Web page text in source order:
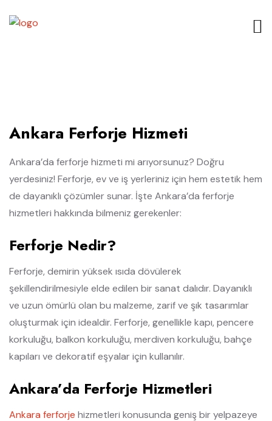
Ankara Ferforje Hizmeti
Ankara’da ferforje hizmeti mi arıyorsunuz? Doğru
yerdesiniz! Ferforje, ev ve iş yerleriniz için hem estetik hem
de dayanıklı çözümler sunar. İşte Ankara’da ferforje
hizmetleri hakkında bilmeniz gerekenler:
Ferforje Nedir?
Ferforje, demirin yüksek ısıda dövülerek
şekillendirilmesiyle elde edilen bir sanat dalıdır. Dayanıklı
ve uzun ömürlü olan bu malzeme, zarif ve şık tasarımlar
oluşturmak için idealdir. Ferforje, genellikle kapı, pencere
korkuluğu, balkon korkuluğu, merdiven korkuluğu, bahçe
kapıları ve dekoratif eşyalar için kullanılır.
Ankara’da Ferforje Hizmetleri
Ankara ferforje hizmetleri konusunda geniş bir yelpazeye